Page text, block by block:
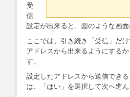
受
信
設定が出来ると、図のような画面
ここでは、引き続き「受信」だ
アドレスから出来るようにする
す。
設定したアドレスから送信でき
は、「はい」を選択して次へ進ん